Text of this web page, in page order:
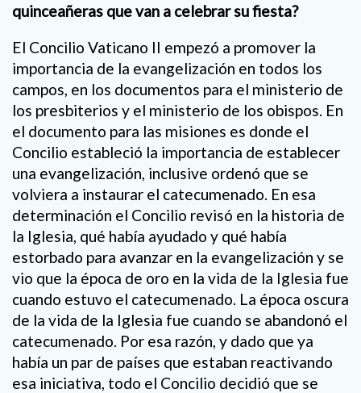
quinceañeras que van a celebrar su fiesta?
El Concilio Vaticano II empezó a promover la
importancia de la evangelización en todos los
campos, en los documentos para el ministerio de
los presbiterios y el ministerio de los obispos. En
el documento para las misiones es donde el
Concilio estableció la importancia de establecer
una evangelización, inclusive ordenó que se
volviera a instaurar el catecumenado. En esa
determinación el Concilio revisó en la historia de
la Iglesia, qué había ayudado y qué había
estorbado para avanzar en la evangelización y se
vio que la época de oro en la vida de la Iglesia fue
cuando estuvo el catecumenado. La época oscura
de la vida de la Iglesia fue cuando se abandonó el
catecumenado. Por esa razón, y dado que ya
había un par de países que estaban reactivando
esa iniciativa, todo el Concilio decidió que se